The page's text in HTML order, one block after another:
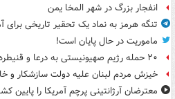
انفجار بزرگ در شهر المخا یمن
تنگه هرمز به نماد یک تحقیر تاریخی برای
ماموریت در حال پایان است!
۲۰ حمله رژیم صهیونیستی به درعا و قنیطره در یک هفته
خیزش مردم لبنان علیه دولت سازشکار و
معترضان آرژانتینی پرچم آمریکا را پایین